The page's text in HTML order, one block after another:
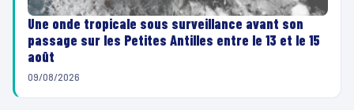
Une onde tropicale sous surveillance avant son
passage sur les Petites Antilles entre le 13 et le 15
août
09/08/2026